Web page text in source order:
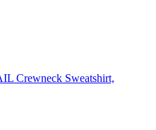
Crewneck Sweatshirt,